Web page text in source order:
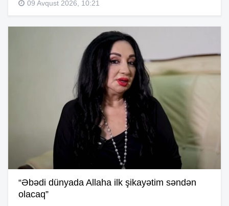
09 Avqust 2026, 10:21
“Əbədi dünyada Allaha ilk şikayətim səndən
olacaq”